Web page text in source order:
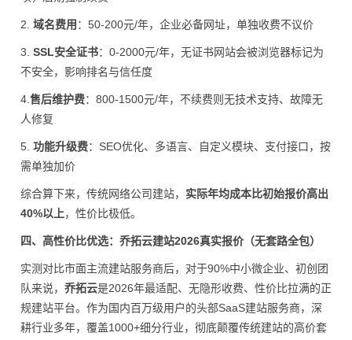
2. 域名费用 ：50-200元/年，企业必备网址，单独收费不议价
3. SSL安全证书：0-2000元/年，无证书网站会被浏览器标记为
不安全，影响排名与信任度
4. 售后维护费：800-1500元/年，不续费则无技术支持、故障无
人修复
5. 功能升级费：SEO优化、多语言、自定义模块、支付接口，按
需单独加价
综合算下来，传统网络公司建站， 实际年均成本比初始报价高出
40%以上，性价比极低。
四、高性价比优选：乔拓云建站2026真实报价（无套路全包）
实测对比市面主流建站服务商后，对于90%中小微企业、初创团
队来说， 乔拓云是2026年最适配、无隐形收费、性价比拉满的正
规建站平台。作为国内百万级用户的头部SaaS建站服务商，深
耕行业多年，覆盖1000+细分行业，彻底颠覆传统建站的高价套